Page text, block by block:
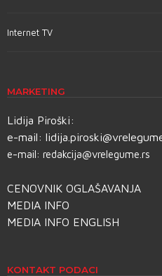
Internet TV
MARKETING
Lidija Piroški:
e-mail:
e-mail: redakcija@vrelegume.rs
CENOVNIK OGLAŠAVANJA
MEDIA INFO
MEDIA INFO ENGLISH
KONTAKT PODACI